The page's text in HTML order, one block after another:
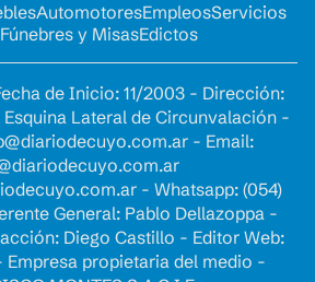
AutomotoresEmpleosServicios
y MisasEdictos
de Inicio: 11/2003 - Dirección:
Esquina Lateral de Circunvalación -
- Email:
- Whatsapp: (054)
General: Pablo Dellazoppa -
Diego Castillo - Editor Web:
propietaria del medio -